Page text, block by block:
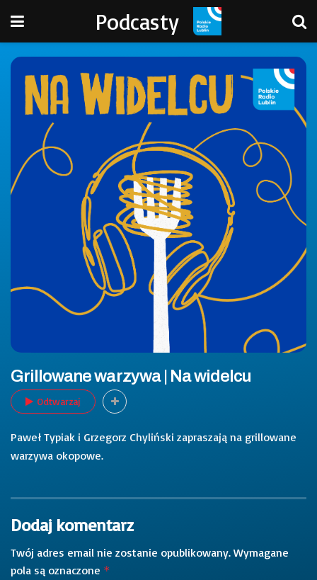
Podcasty
Grillowane warzywa | Na widelcu
Odtwarzaj
Paweł Typiak i Grzegorz Chyliński zapraszają na grillowane
warzywa okopowe.
Dodaj komentarz
Twój adres email nie zostanie opublikowany. Wymagane
pola są oznaczone *